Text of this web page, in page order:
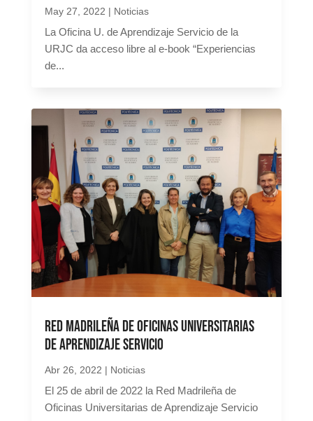
May 27, 2022 | Noticias
La Oficina U. de Aprendizaje Servicio de la
URJC da acceso libre al e-book “Experiencias
de...
Red Madrileña de Oficinas Universitarias
de Aprendizaje Servicio
Abr 26, 2022 | Noticias
El 25 de abril de 2022 la Red Madrileña de
Oficinas Universitarias de Aprendizaje Servicio